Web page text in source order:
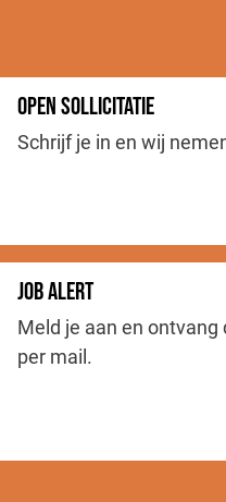
OPEN SOLLICITATIE
Schrijf je in en wij
JOB ALERT
Meld je aan en
per mail.